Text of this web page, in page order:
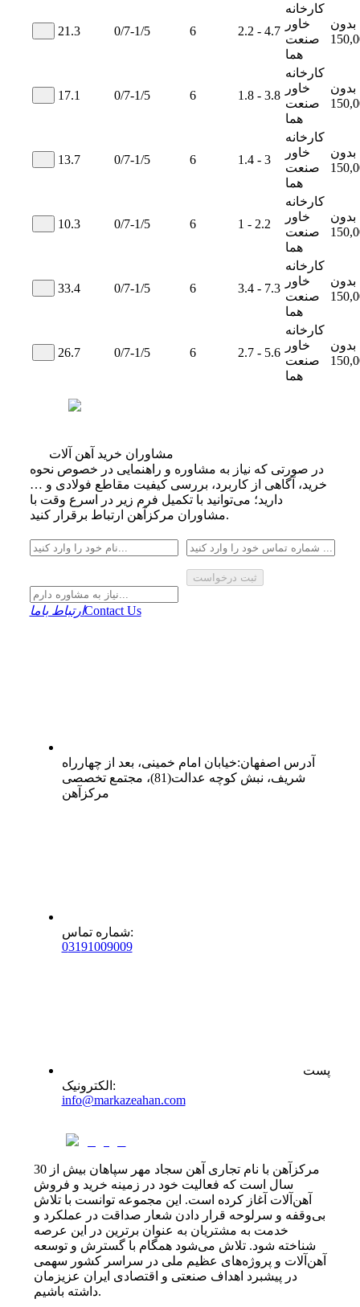
21.3 0/7-1/5 6 2.2 - 4.7
کارخانه
خاور
صنعت
هما
بدون
17.1 0/7-1/5 6 1.8 - 3.8
کارخانه
خاور
صنعت
هما
بدون
13.7 0/7-1/5 6 1.4 - 3
کارخانه
خاور
صنعت
هما
بدون
10.3 0/7-1/5 6 1 - 2.2
کارخانه
خاور
صنعت
هما
بدون
33.4 0/7-1/5 6 3.4 - 7.3
کارخانه
خاور
صنعت
هما
بدون
26.7 0/7-1/5 6 2.7 - 5.6
کارخانه
خاور
صنعت
هما
بدون
مشاوران خرید آهن آلات
در صورتی که نیاز به مشاوره و راهنمایی در خصوص نحوه
خرید، آگاهی از کاربرد، بررسی کیفیت مقاطع فولادی و …
دارید؛ می‌توانید با تکمیل فرم زیر در اسرع وقت با
مشاوران مرکزآهن ارتباط برقرار کنید.
ثبت درخواست
ارتباط باماContact Us
آدرس اصفهان:خیابان امام خمینی، بعد از چهارراه
شریف، نبش کوچه عدالت(81)، مجتمع تخصصی
مرکزآهن
شماره تماس:
03191009009
پست
الکترونیک :
info@markazeahan.com
مرکزآهن با نام تجاری آهن سجاد مهر سپاهان بیش از 30
سال است که فعالیت خود در زمینه خرید و فروش
آهن‌آلات آغاز کرده است. این مجموعه توانست با تلاش
بی‌وقفه و سرلوحه قرار دادن شعار صداقت در عملکرد و
خدمت به مشتریان به عنوان برترین در این عرصه
شناخته شود. تلاش می‌شود همگام با گسترش و توسعه
آهن‌آلات و پروژه‌های عظیم ملی در سراسر کشور سهمی
در پیشبرد اهداف صنعتی و اقتصادی ایران عزیزمان
داشته باشیم.